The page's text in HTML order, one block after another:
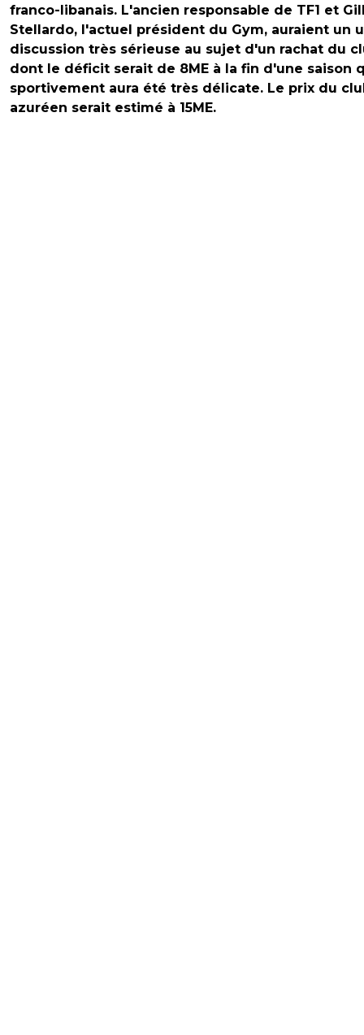
franco-libanais. L'ancien responsable de TF1 et
Stellardo, l'actuel président du Gym, auraient un
discussion très sérieuse au sujet d'un rachat du
dont le déficit serait de 8ME à la fin d'une saison
sportivement aura été très délicate. Le prix du
azuréen serait estimé à 15ME.